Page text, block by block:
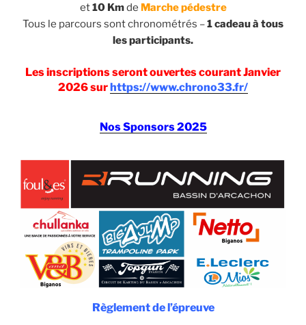
et10 Kmde Marche pédestre
Tous le parcours sont chronométrés –1 cadeau à tous
les participants.
Les inscriptions seront ouvertescourant Janvier
2026surhttps://www.chrono33.fr/
Nos Sponsors 2025
Règlement de l’épreuve